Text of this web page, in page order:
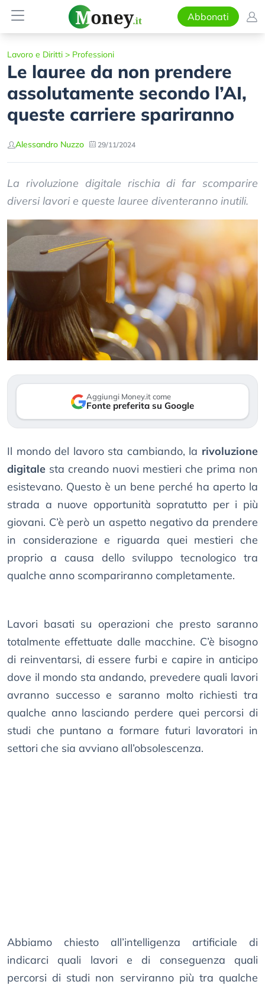
Abbonati
Lavoro e Diritti > Professioni
Le lauree da non prendere
assolutamente secondo l’AI,
queste carriere spariranno
Alessandro Nuzzo 29/11/2024
La rivoluzione digitale rischia di far scomparire
diversi lavori e queste lauree diventeranno inutili.
Aggiungi Money.it come
Fonte preferita su Google
Il mondo del lavoro sta cambiando, la rivoluzione
digitale sta creando nuovi mestieri che prima non
esistevano. Questo è un bene perché ha aperto la
strada a nuove opportunità sopratutto per i più
giovani. C’è però un aspetto negativo da prendere
in considerazione e riguarda quei mestieri che
proprio a causa dello sviluppo tecnologico tra
qualche anno scompariranno completamente.
Lavori basati su operazioni che presto saranno
totalmente effettuate dalle macchine. C’è bisogno
di reinventarsi, di essere furbi e capire in anticipo
dove il mondo sta andando, prevedere quali lavori
avranno successo e saranno molto richiesti tra
qualche anno lasciando perdere quei percorsi di
studi che puntano a formare futuri lavoratori in
settori che sia avviano all’obsolescenza.
Abbiamo chiesto all’intelligenza artificiale di
indicarci quali lavori e di conseguenza quali
percorsi di studi non serviranno più tra qualche